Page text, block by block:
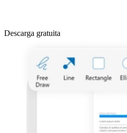
Descarga gratuita